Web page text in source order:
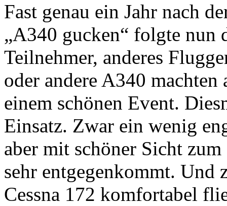
Fast genau ein Jahr nach
„A340 gucken“ folgte nun
Teilnehmer, anderes
oder andere A340
einem schönen Event.
Einsatz. Zwar ein wenig
aber mit schöner Sicht
sehr entgegenkommt. Und
Cessna 172 komfortabel